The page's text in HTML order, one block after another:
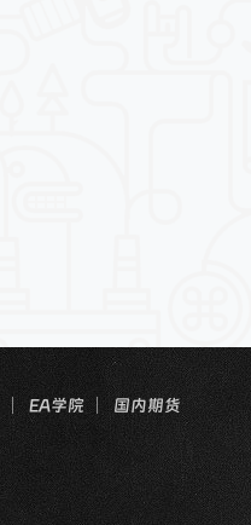
EA学院 国内期货